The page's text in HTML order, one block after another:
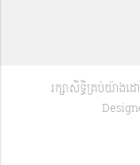
រក្សាសិទ្ធិគ្រប់យ៉ាង